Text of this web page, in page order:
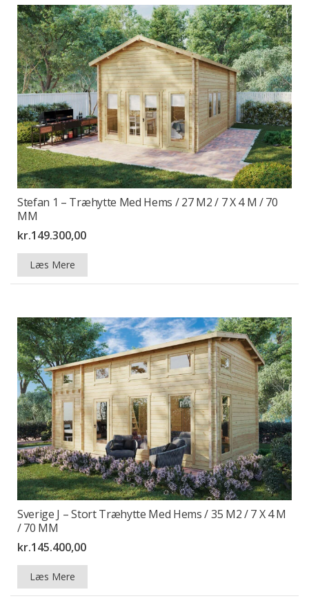
Stefan 1 – Træhytte Med Hems / 27 M2 / 7 X 4 M / 70
MM
kr.149.300,00
Læs Mere
Sverige J – Stort Træhytte Med Hems / 35 M2 / 7 X 4 M
/ 70 MM
kr.145.400,00
Læs Mere